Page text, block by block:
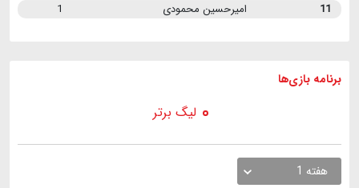
11
امیرحسین محمودی 1
برنامه بازی ها
لیگ برتر
هفته 1